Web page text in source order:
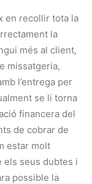
en recollir tota la
la
més al client,
missatgeria,
l’entrega per
se li torna
financera del
de cobrar de
estar molt
seus dubtes i
possible la